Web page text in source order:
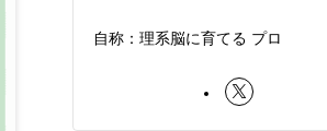
自称：理系脳に育てる プロ